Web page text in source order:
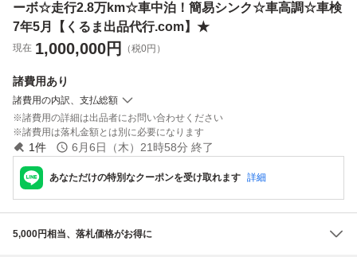
ま出品代行.com】
★
ーボ☆走行2.8万km☆車中泊！簡易シンク☆車高調☆車検
7年5月【くるま出品代行.com】★
現在 1,000,000円 （税0円）
諸費用あり
諸費用の内訳、支払総額
諸費用の詳細は出品者にお問い合わせください
諸費用は落札金額とは別に必要になります
1件 6月6日（木）21時58分 終了
あなただけの特別なクーポンを受け取れます 詳細
5,000円相当、落札価格がお得に